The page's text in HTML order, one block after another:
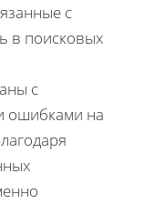
с
в поисковых
с
ошибками на